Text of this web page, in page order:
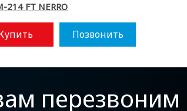
214 FT NERRO
Позвонить
перезвоним